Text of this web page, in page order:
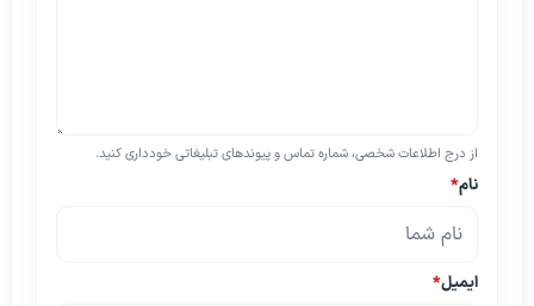
از درج اطلاعات شخصی، شماره تماس و پیوندهای تبلیغاتی خودداری کنید.
نام*
ایمیل*